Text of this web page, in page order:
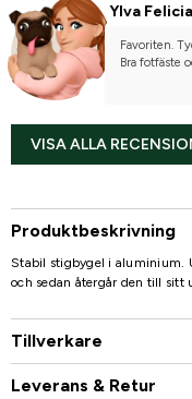
Ylva
Favoriten.
Bra fotfäste
VISA ALLA
Produktbeskrivning
Stabil stigbygel i aluminium.
och sedan återgår den till sitt
Tillverkare
Leverans & Retur